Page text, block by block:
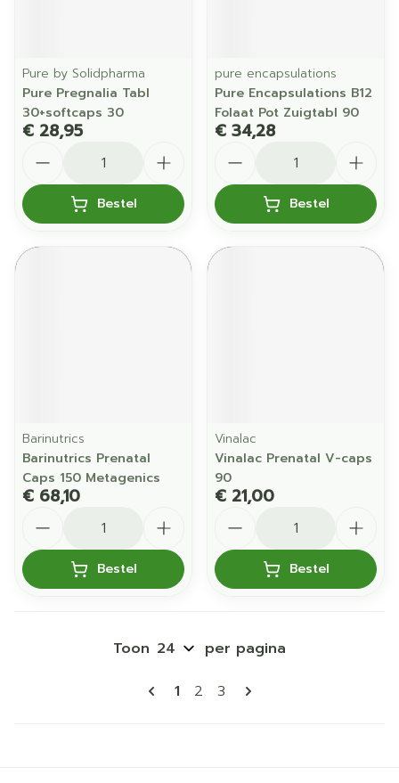
Pure by Solidpharma
Pure Pregnalia Tabl
30+softcaps 30
€ 28,95
Bestel
pure encapsulations
Pure Encapsulations B12
Folaat Pot Zuigtabl 90
€ 34,28
Bestel
Barinutrics
Barinutrics Prenatal
Caps 150 Metagenics
€ 68,10
Bestel
Vinalac
Vinalac Prenatal V-caps
90
€ 21,00
Bestel
Pagina's
U lees momenteel pagina
1 Pagina
2 Pagina
3
Toon per pagina